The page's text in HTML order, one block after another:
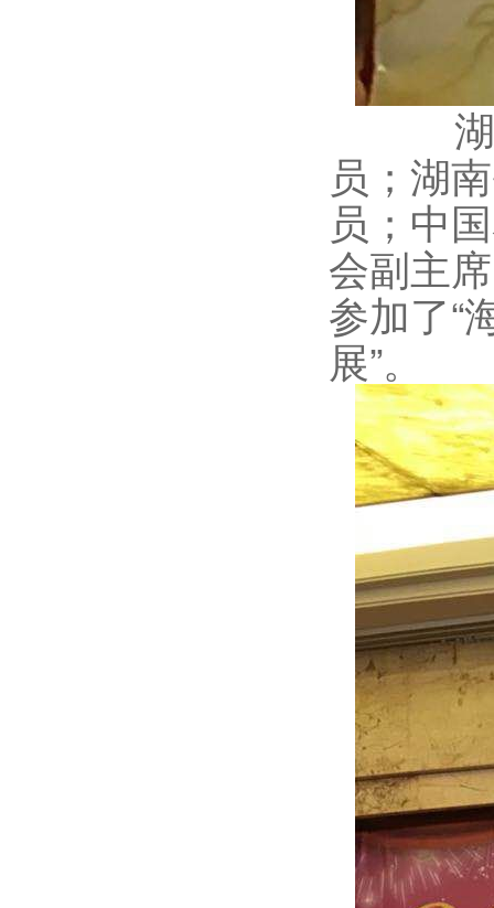
湖南
员；湖
员；中
会副主
参加了“
展”。